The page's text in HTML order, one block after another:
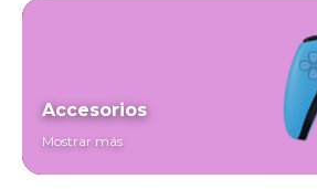
Accesorios
Mostrar más